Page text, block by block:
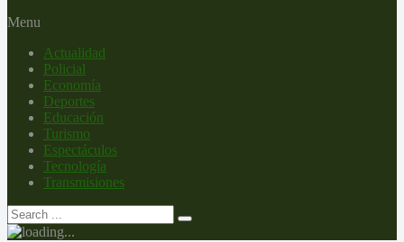
Menu
Actualidad
Policial
Economía
Deportes
Educación
Turismo
Espectáculos
Tecnología
Transmisiones